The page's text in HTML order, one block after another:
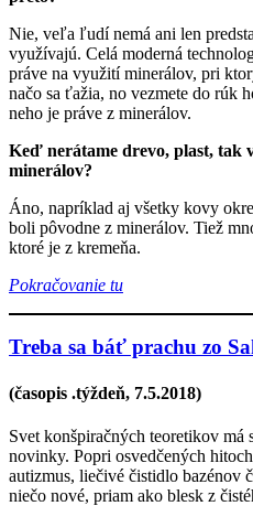
Nie, veľa ľudí nemá ani len
využívajú. Celá moderná
práve na využití minerálov, pri
načo sa ťažia, no vezmete do rúk
neho je práve z minerálov.
Keď nerátame drevo, plast, tak
minerálov?
Áno, napríklad aj všetky kovy
boli pôvodne z minerálov. Tiež
ktoré je z kremeňa.
Pokračovanie tu
Treba sa báť prachu zo
(časopis .týždeň, 7.5.2018)
Svet konšpiračných teoretikov má
novinky. Popri osvedčených
autizmus, liečivé čistidlo bazénov
niečo nové, priam ako blesk z